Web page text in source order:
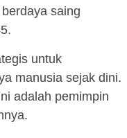
saing
untuk
manusia sejak dini.
adalah pemimpin